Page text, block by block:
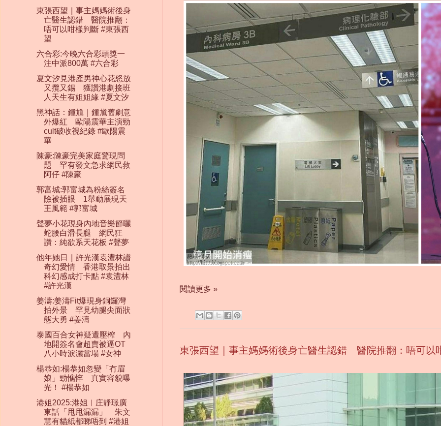
閱讀更多 »
東張西望｜事主媽媽術後身亡醫生認錯 醫院推翻：唔可以
東張西望｜事主媽媽術後身
亡醫生認錯 醫院推翻：
唔可以咁樣判斷 #東張西
望
六合彩:今晚六合彩頭獎一
注中派800萬 #六合彩
夏文汐見港產男神心花怒放
又攬又錫 獲讚港劇接班
人天生有姐姐緣 #夏文汐
黑神話：鍾馗｜鍾馗舊劇意
外爆紅 歐陽震華主演勁
cult破收視紀錄 #歐陽震
華
陳豪:陳豪完美家庭驚現問
題 罕有發文急求網民救
阿仔 #陳豪
郭富城:郭富城為粉絲簽名
險被插眼 1舉動展現天
王風範 #郭富城
聲夢小花現身內地音樂節曬
蛇腰白滑長腿 網民狂
讚：純欲系天花板 #聲夢
他年她日｜許光漢袁澧林譜
奇幻愛情 香港取景拍出
科幻感成打卡點 #袁澧林
#許光漢
姜濤:姜濤Fit爆現身銅鑼灣
拍外景 罕見幼腿尖面狀
態大勇 #姜濤
泰國百合女神疑遭壓榨 內
地開簽名會超賣被逼OT
八小時淚灑當場 #女神
楊恭如:楊恭如忽變「冇眉
娘」勁憔悴 真實容貌曝
光！ #楊恭如
港姐2025:港姐︱庄靜璟廣
東話「甩甩漏漏」 朱文
慧有貓紙都睇唔到 #港姐